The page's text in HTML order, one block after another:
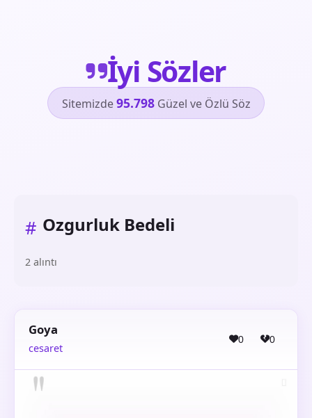
İyi Sözler
Sitemizde95.798Güzel ve Özlü Söz
# Ozgurluk Bedeli
2 alıntı
Goya
cesaret
0 0